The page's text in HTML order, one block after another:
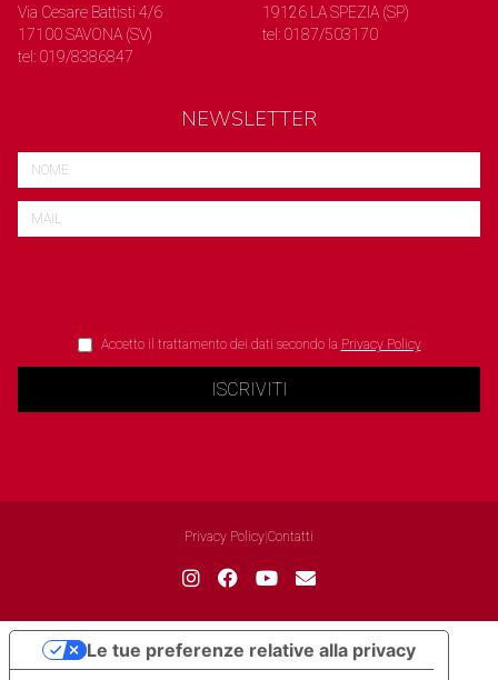
Via Cesare Battisti 4/6
17100 SAVONA (SV)
tel: 019/8386847
19126 LA SPEZIA (SP)
tel: 0187/503170
NEWSLETTER
Accetto il trattamento dei dati secondo la Privacy Policy
ISCRIVITI
Privacy Policy Contatti
Le tue preferenze relative alla privacy